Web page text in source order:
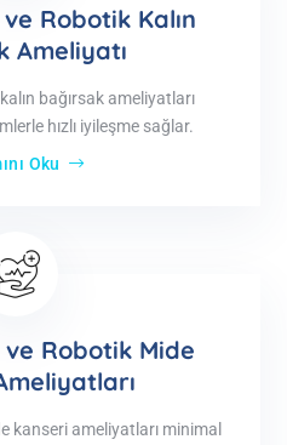
Robotik Kalın
Ameliyatı
bağırsak ameliyatları
hızlı iyileşme sağlar.
Oku
Robotik Mide
kanseri ameliyatları minimal